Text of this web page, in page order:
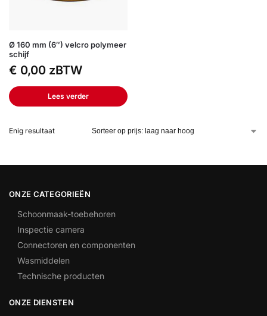
Ø 160 mm (6″) velcro polymeer
schijf
€ 0,00 zBTW
Lees verder
Enig resultaat
ONZE CATEGORIEËN
Schoonmaak-toebehoren
Inspectie camera
Connectoren en componenten
Wasmiddelen
Technische producten
ONZE DIENSTEN